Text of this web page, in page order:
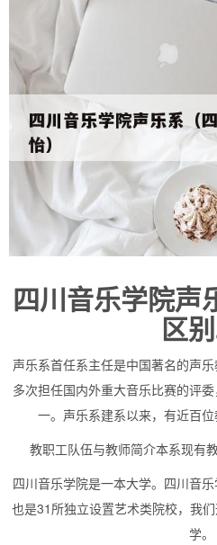
四川音乐学院声
区别
声乐系首任系主任是中国著名的声
多次担任国内外重大音乐比赛的评
一。声乐系建系以来，有近百位
教职工队伍与教师简介本系现有
四川音乐学院是一本大学。四川音
也是31所独立设置艺术类院校，我
学。